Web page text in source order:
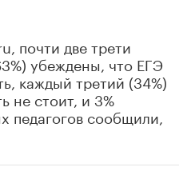
почти две трети
убеждены, что ЕГЭ
каждый третий (34%)
не стоит, и 3%
сообщили,